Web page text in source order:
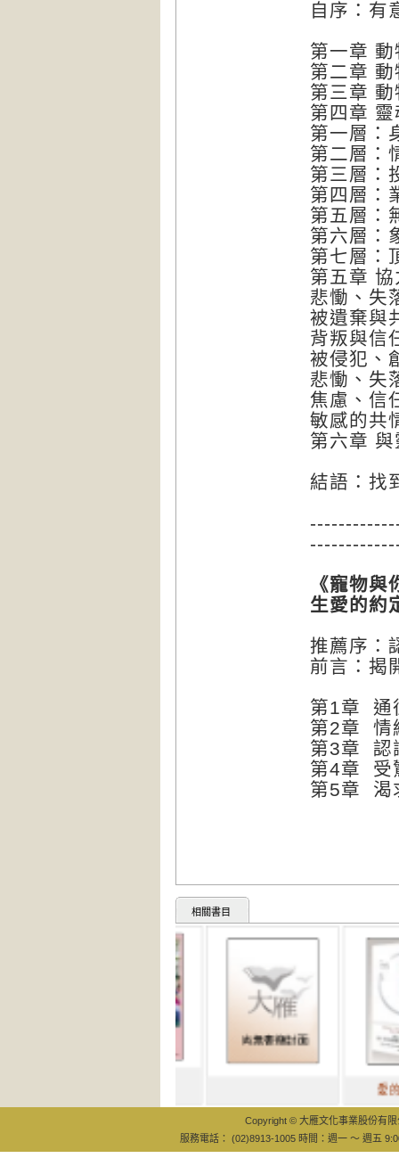
自序：有
第一章
第二章
第三章
第四章
第一層：
第二層：
第三層：
第四層：
第五層：
第六層：
第七層：
第五章
悲慟、失
被遺棄與
背叛與
被侵犯、
悲慟、
焦慮、信
敏感的共
第六章
結語：找
《寵物
生愛的約
推薦序：
前言：揭
第1章 通
第2章 情
第3章 認
第4章 受
第5章 渴
相關書目
愛的奇蹟課
Copyright © 大雁文化事業股份有
服務電話： (02)8913-1005 時間：週一 ～ 週五